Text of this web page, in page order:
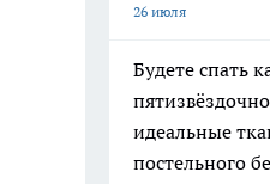
26 июля
Будете спать
идеальные
постельного